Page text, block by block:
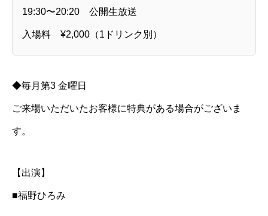
19:30〜20:20 公開生放送
入場料 ¥2,000（1ドリンク別）
◆毎月第3 金曜日
ご来場いただいたお客様に特典がある場合がございま
す。
【出演】
■福野ひろみ